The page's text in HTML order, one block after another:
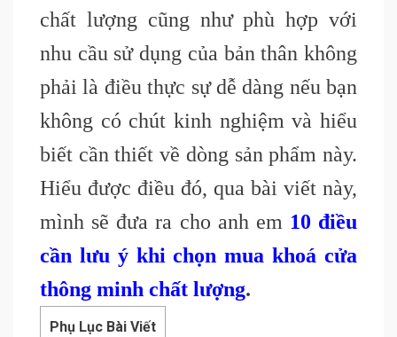
chất lượng cũng như phù hợp với
nhu cầu sử dụng của bản thân không
phải là điều thực sự dễ dàng nếu bạn
không có chút kinh nghiệm và hiểu
biết cần thiết về dòng sản phẩm này.
Hiểu được điều đó, qua bài viết này,
mình sẽ đưa ra cho anh em 10 điều
cần lưu ý khi chọn mua khoá cửa
thông minh chất lượng.
Phụ Lục Bài Viết